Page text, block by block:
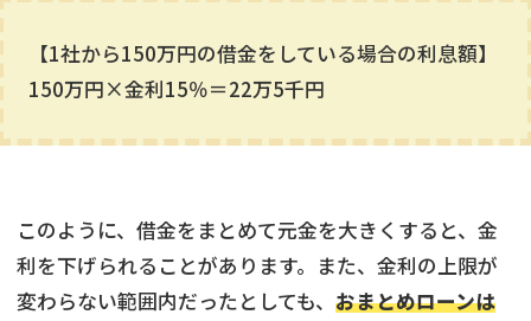
【1社から150万円の借金をしている場合の利息額】
150万円×金利15％＝22万5千円
このように、借金をまとめて元金を大きくすると、金
利を下げられることがあります。また、金利の上限が
変わらない範囲内だったとしても、 おまとめローンは